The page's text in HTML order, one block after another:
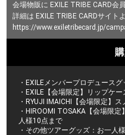
会場物販に EXILE TRIBE CARD会
詳細は EXILE TRIBE CARDサイト
https://www.exiletribecard.jp/
・EXILEメンバープロデュース
・EXILE【会場限定】リップケ
・RYUJI IMAICHI【会場限定】
・HIROOMI TOSAKA【会場限
人様10点まで
・その他ツアーグッズ：お一人